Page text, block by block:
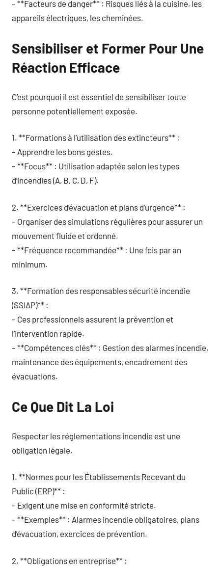
– **Facteurs de danger** : Risques liés à la cuisine, les
appareils électriques, les cheminées.
Sensibiliser et Former Pour Une
Réaction Efficace
C’est pourquoi il est essentiel de sensibiliser toute
personne potentiellement exposée.
1. **Formations à l’utilisation des extincteurs** :
– Apprendre les bons gestes.
– **Focus** : Utilisation adaptée selon les types
d’incendies (A, B, C, D, F).
2. **Exercices d’évacuation et plans d’urgence** :
– Organiser des simulations régulières pour assurer un
mouvement fluide et ordonné.
– **Fréquence recommandée** : Une fois par an
minimum.
3. **Formation des responsables sécurité incendie
(SSIAP)** :
– Ces professionnels assurent la prévention et
l’intervention rapide.
– **Compétences clés** : Gestion des alarmes incendie,
maintenance des équipements, encadrement des
évacuations.
Ce Que Dit La Loi
Respecter les réglementations incendie est une
obligation légale.
1. **Normes pour les Établissements Recevant du
Public (ERP)** :
– Exigent une mise en conformité stricte.
– **Exemples** : Alarmes incendie obligatoires, plans
d’évacuation, exercices de prévention.
2. **Obligations en entreprise** :